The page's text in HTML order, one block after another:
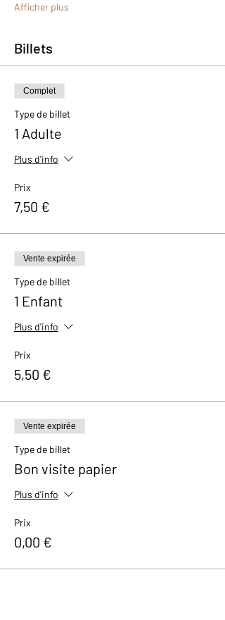
Afficher plus
Billets
Complet
Type de billet
1 Adulte
Plus d'info
Prix
7,50 €
Vente expirée
Type de billet
1 Enfant
Plus d'info
Prix
5,50 €
Vente expirée
Type de billet
Bon visite papier
Plus d'info
Prix
0,00 €